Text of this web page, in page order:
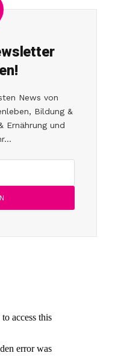
News von
Bildung &
Ernährung und